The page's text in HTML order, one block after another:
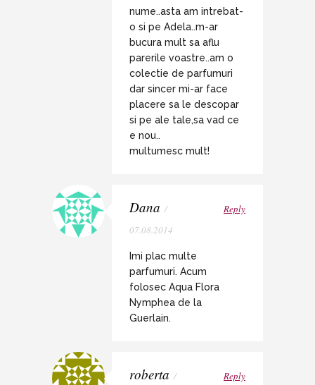
nume..asta am intrebat-
o si pe Adela..m-ar
bucura mult sa aflu
parerile voastre..am o
colectie de parfumuri
dar sincer mi-ar face
placere sa le descopar
si pe ale tale,sa vad ce
e nou..
multumesc mult!
Dana /
07.08.2014
Reply
Imi plac multe
parfumuri. Acum
folosec Aqua Flora
Nymphea de la
Guerlain.
roberta /
Reply